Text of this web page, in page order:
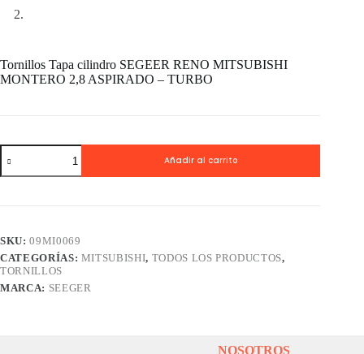
Tornillos Tapa cilindro SEGEER RENO MITSUBISHI
MONTERO 2,8 ASPIRADO – TURBO
Tornillos
Tapa
cilindro
2,8
ASPIRADO
-
TURBO
Añadir al carrito
SKU:09MI0069
CATEGORÍAS: MITSUBISHI, TODOS LOS PRODUCTOS,
TORNILLOS
MARCA: SEEGER
NOSOTROS